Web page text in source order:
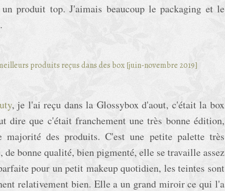
produit top. J'aimais beaucoup le packaging et le
, je l'ai reçu dans la Glossybox d'aout, c'était la box
dire que c'était franchement une très bonne édition,
majorité des produits. C'est une petite palette très
de bonne qualité, bien pigmenté, elle se travaille assez
pour un petit makeup quotidien, les teintes sont
relativement bien. Elle a un grand miroir ce qui l'a